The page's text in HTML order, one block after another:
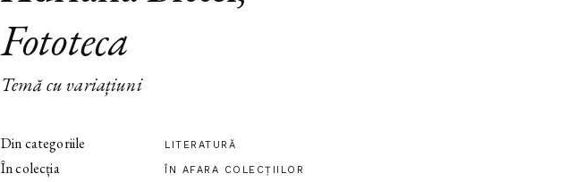
Fototeca
Temă cu variațiuni
Din categoriile LITERATURĂ
În colecția ÎN AFARA COLECŢIILOR